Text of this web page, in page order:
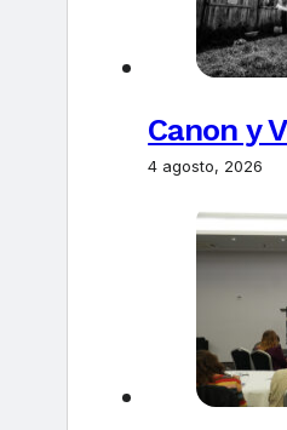
Canon y
4 agosto, 2026